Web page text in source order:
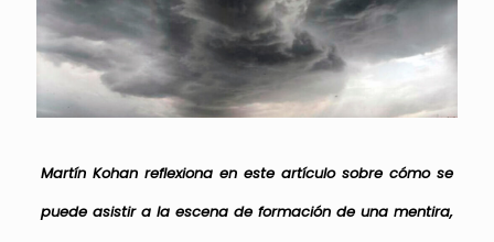
Martín Kohan reflexiona en este artículo sobre cómo se
puede asistir a la escena de formación de una mentira,